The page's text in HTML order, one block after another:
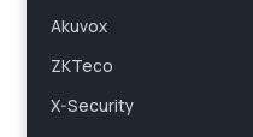
Akuvox
ZKTeco
X-Security